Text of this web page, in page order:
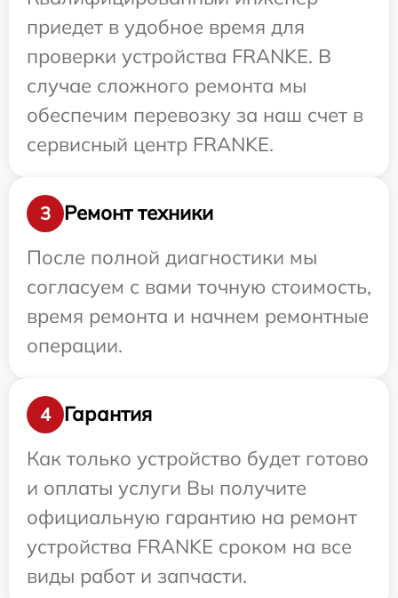
приедет в удобное время для
проверки устройства FRANKE. В
случае сложного ремонта мы
обеспечим перевозку за наш счет в
сервисный центр FRANKE.
3
Ремонт техники
После полной диагностики мы
согласуем с вами точную стоимость,
время ремонта и начнем ремонтные
операции.
4
Гарантия
Как только устройство будет готово
и оплаты услуги Вы получите
официальную гарантию на ремонт
устройства FRANKE сроком на все
виды работ и запчасти.